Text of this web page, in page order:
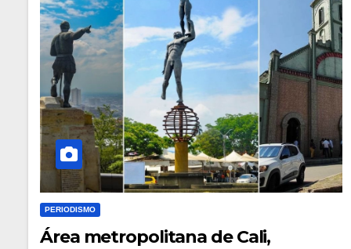
PERIODISMO
Área metropolitana de Cali,